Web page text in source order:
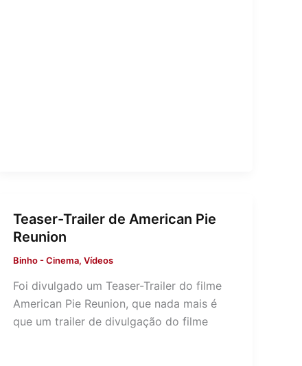
Teaser-Trailer de American Pie
Reunion
Binho-Cinema, Vídeos
Foi divulgado um Teaser-Trailer do filme
American Pie Reunion, que nada mais é
que um trailer de divulgação do filme